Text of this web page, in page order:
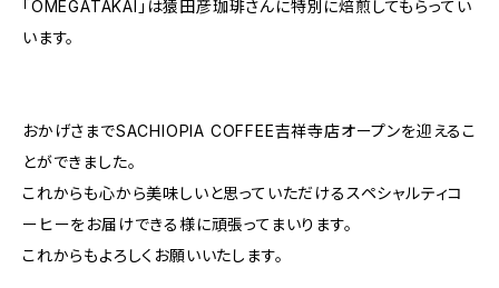
「OMEGATAKAI」は猿田彦珈琲さんに特別に焙煎してもらってい
います。
おかげさまでSACHIOPIA COFFEE吉祥寺店オープンを迎えるこ
とができました。
これからも心から美味しいと思っていただけるスペシャルティコ
ーヒーをお届けできる様に頑張ってまいります。
これからもよろしくお願いいたします。